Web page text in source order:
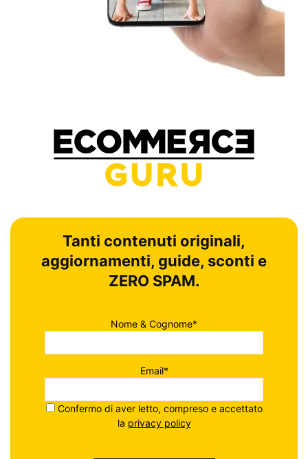
Tanti contenuti originali,
aggiornamenti, guide, sconti e
ZERO SPAM.
Nome & Cognome*
Email*
Confermo di aver letto, compreso e accettato
la privacy policy